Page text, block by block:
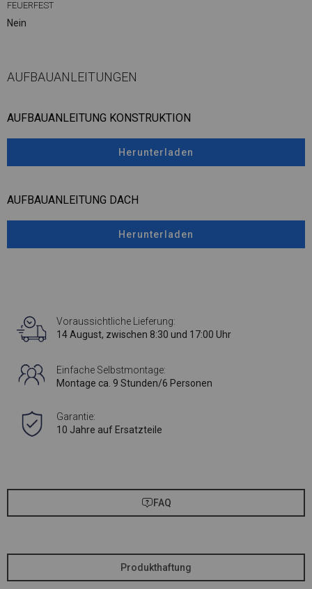
FEUERFEST
Nein
AUFBAUANLEITUNGEN
AUFBAUANLEITUNG KONSTRUKTION
Herunterladen
AUFBAUANLEITUNG DACH
Herunterladen
Voraussichtliche Lieferung:
14 August, zwischen 8:30 und 17:00 Uhr
Einfache Selbstmontage:
Montage ca. 9 Stunden/6 Personen
Garantie:
10 Jahre auf Ersatzteile
FAQ
Produkthaftung